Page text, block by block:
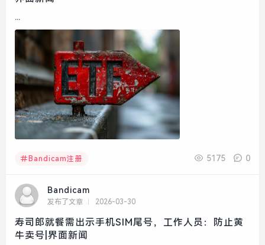
...
Bandicam注册 5175 0
Bandicam
发布了文章 2026-03-30
寿司郎就餐需出示手机SIM尾号，工作人员：防止黄
牛卖号|界面新闻